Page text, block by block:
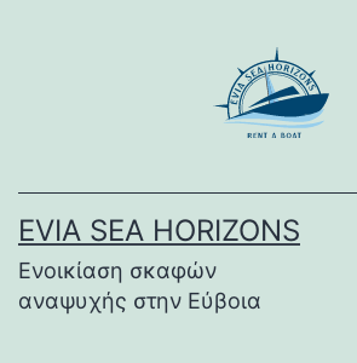
EVIA SEA HORIZONS
Ενοικίαση σκαφών
αναψυχής στην Εύβοια